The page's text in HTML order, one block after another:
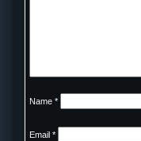
Name *
Email *